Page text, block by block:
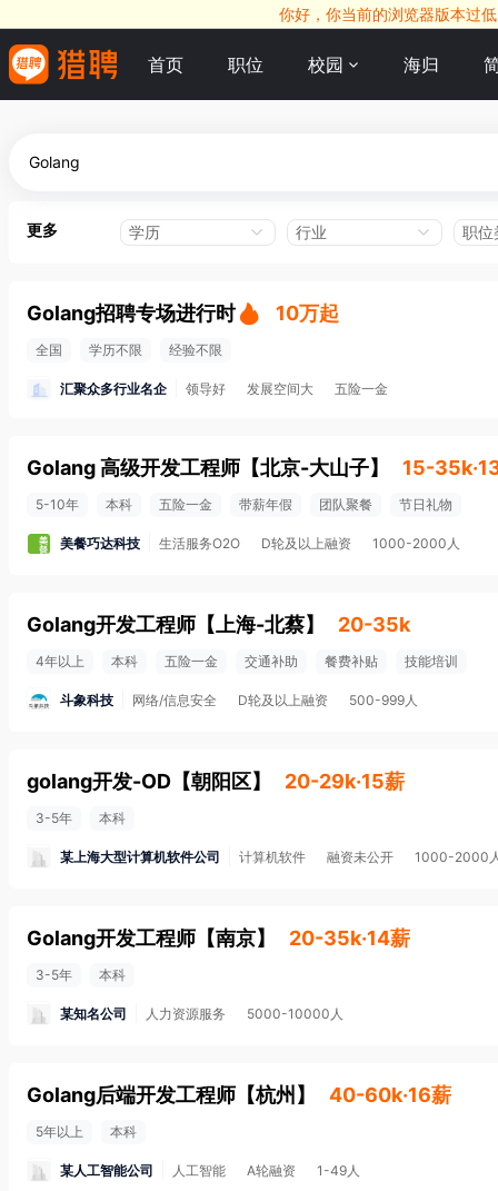
你好，你当前的浏览器版本过
首页 职位 校园 海归
更多 学历 行业 职位
Golang招聘专场进行时 10万起
全国 学历不限 经验不限
汇聚众多行业名企 领导好 发展空间大 五险一金
Golang 高级开发工程师 【北京-大山子】 15-
5-10年 本科 五险一金 带薪年假 团队聚餐 节日礼物
美餐巧达科技 生活服务O2O D轮及以上融资 1000-2000人
Golang开发工程师 【 上海-北蔡】 20-35k
4年以上 本科 五险一金 交通补助 餐费补贴 技能培训
斗象科技 网络/信息安全 D轮及以上融资 500-999人
golang开发-OD 【朝阳区】 20-29k·15薪
3-5年 本科
某上海大型计算机软件公司 计算机软件 融资未公开 1000-2000
Golang开发工程师 【南京】 20-35k·14薪
3-5年 本科
某知名公司 人力资源服务 5000-10000人
Golang后端开发工程师 【杭州 】 40-60k·16薪
5年以上 本科
某人工智能公司 人工智能 A轮融资 1-49人